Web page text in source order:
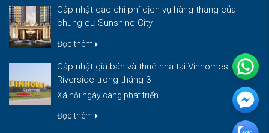
Cập nhật các chi phí dịch vụ hàng tháng của
chung cư Sunshine City
Đọc thêm
Cập nhật giá bán và thuê nhà tại Vinhomes
Riverside trong tháng 3
Xã hội ngày càng phát triển...
Đọc thêm